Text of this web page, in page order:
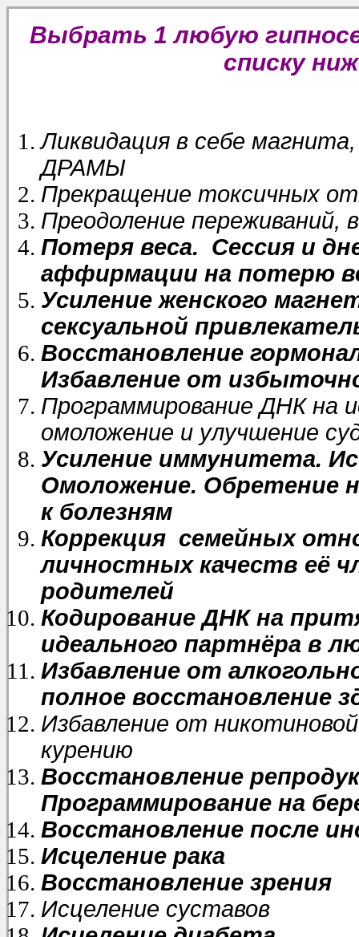
Выбрать 1 любую
списку
Ликвидация в себе
ДРАМЫ
Прекращение токсичных
Преодоление переживаний,
Потеря веса. Сессия и
аффирмации на потерю
Усиление женского
сексуальной
Восстановление
Избавление от
Программирование ДНК на
омоложение и улучшение
Усиление иммунитета.
Омоложение. Обретение
к болезням
Коррекция семейных
личностных качеств её
родителей
Кодирование ДНК на
идеального партнёра в
Избавление от
полное восстановление
Избавление от
курению
Восстановление
Программирование на
Восстановление после
Исцеление рака
Восстановление зрения
Исцеление суставов